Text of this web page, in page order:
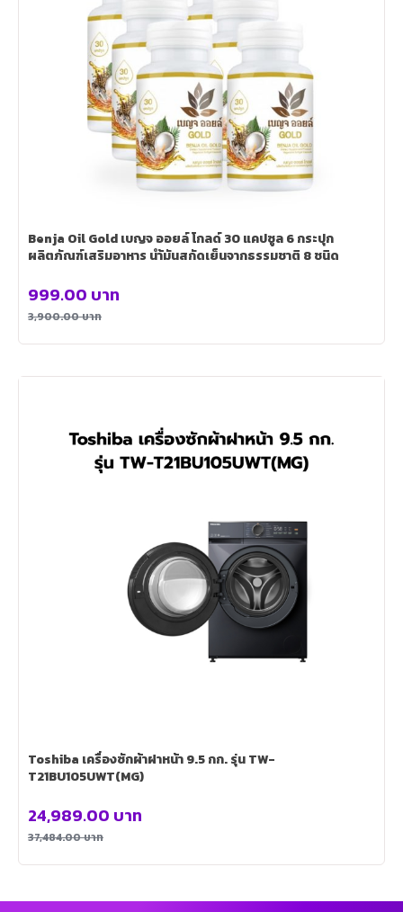
Benja Oil Gold เบญจ ออยล์ โกลด์ 30 แคปซูล 6 กระปุก
ผลิตภัณฑ์เสริมอาหาร นำ้มันสกัดเย็นจากธรรมชาติ 8 ชนิด
3,900.00บาท
999.00 บาท
Toshiba เครื่องซักผ้าฝาหน้า 9.5 กก. รุ่น TW-
T21BU105UWT(MG)
37,484.00บาท
24,989.00 บาท